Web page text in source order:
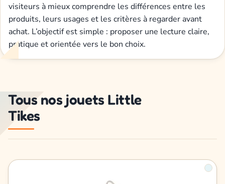
visiteurs à mieux comprendre les différences entre les
produits, leurs usages et les critères à regarder avant
achat. L’objectif est simple : proposer une lecture claire,
pratique et orientée vers le bon choix.
Tous nos jouets Little
Tikes